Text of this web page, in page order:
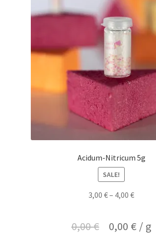
Acidum-Nitricum 5g
SALE!
3,00 €– 4,00 €
0,00€ 0,00 € / g